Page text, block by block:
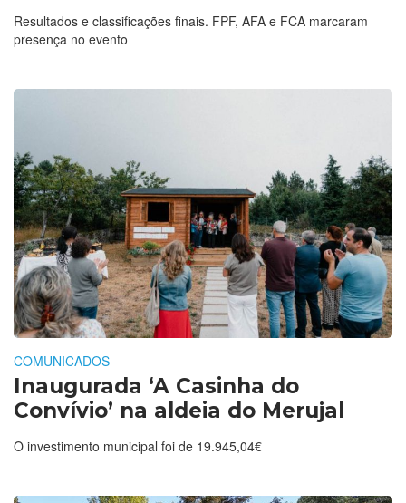
Resultados e classificações finais. FPF, AFA e FCA marcaram
presença no evento
COMUNICADOS
Inaugurada ‘A Casinha do
Convívio’ na aldeia do Merujal
O investimento municipal foi de 19.945,04€